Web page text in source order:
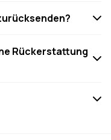
Rückerstattung